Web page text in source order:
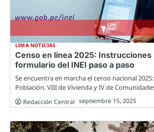
LIMA NOTICIAS
Censo en línea 2025: Instrucciones
formulario del INEI paso a paso
Se encuentra en marcha el censo nacional
Población, VIII de Vivienda y IV de
Redacción Central septiembre 15, 2025